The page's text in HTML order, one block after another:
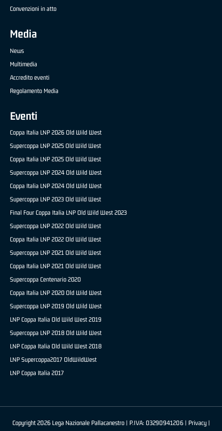
Convenzioni in atto
Media
News
Multimedia
Accredito eventi
Regolamento Media
Eventi
Coppa Italia LNP 2026 Old Wild West
Supercoppa LNP 2025 Old Wild West
Coppa Italia LNP 2025 Old Wild West
Supercoppa LNP 2024 Old Wild West
Coppa Italia LNP 2024 Old Wild West
Supercoppa LNP 2023 Old Wild West
Final Four Coppa Italia LNP Old Wild West 2023
Supercoppa LNP 2022 Old Wild West
Coppa Italia LNP 2022 Old Wild West
Supercoppa LNP 2021 Old Wild West
Coppa Italia LNP 2021 Old Wild West
Supercoppa Centenario 2020
Coppa Italia LNP 2020 Old Wild West
Supercoppa LNP 2019 Old Wild West
LNP Coppa Italia Old Wild West 2019
Supercoppa LNP 2018 Old Wild West
LNP Coppa Italia Old Wild West 2018
LNP Supercoppa2017 OldWildWest
LNP Coppa Italia 2017
Copyright 2026 Lega Nazionale Pallacanestro | P.IVA: 03290941206 | Privacy|